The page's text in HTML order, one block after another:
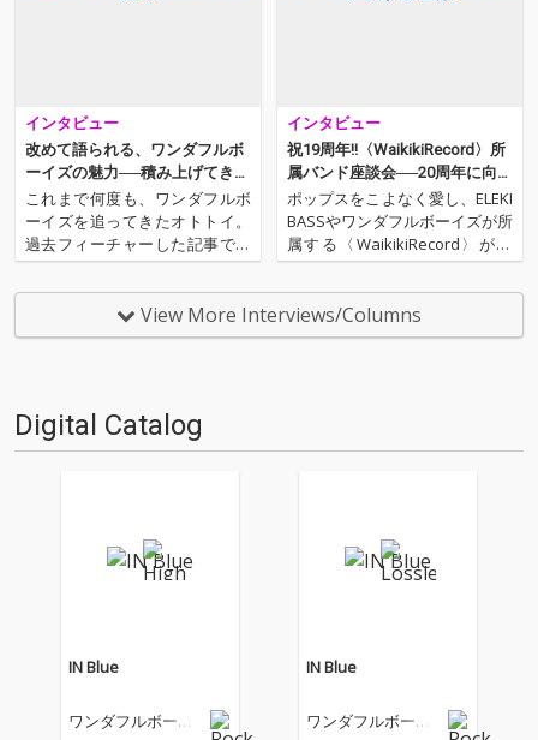
インタビュー
改めて語られる、ワンダフルボ
ーイズの魅力──積み上げてきた
思いの根源に迫る
これまで何度も、ワンダフルボ
ーイズを追ってきたオトトイ。
過去フィーチャーした記事では
フロントマンである、Sunday
カミデへの単独インタビューが
中心だったが、今回はギターを
担当するアツムワンダフルが初
インタビュー
祝19周年!!〈WaikikiRecord〉所
属バンド座談会──20周年に向け
てつける色は?
ポップスをこよなく愛し、ELEKI
BASSやワンダフルボーイズが所
属する〈WaikikiRecord〉が19
周年を迎える!!! 今回は2018年7
月16日(月)、TSUTAYA O-NESTに
て開催される、19周年記念イベ
ント〈WaikikiRecord …
View More Interviews/Columns
Digital Catalog
IN Blue
ワンダフルボーイ
IN Blue
ワンダフルボーイ